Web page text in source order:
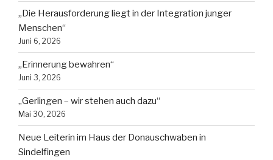
„Die Herausforderung liegt in der Integration junger
Menschen“
Juni 6, 2026
„Erinnerung bewahren“
Juni 3, 2026
„Gerlingen – wir stehen auch dazu“
Mai 30, 2026
Neue Leiterin im Haus der Donauschwaben in
Sindelfingen